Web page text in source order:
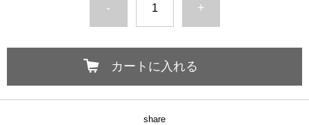
- +
カートに入れる
share